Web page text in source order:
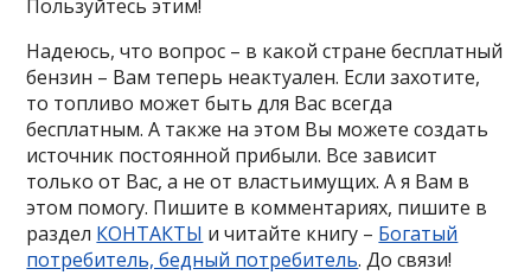
Пользуйтесь этим!
Надеюсь, что вопрос – в какой стране бесплатный
бензин – Вам теперь неактуален. Если захотите,
то топливо может быть для Вас всегда
бесплатным. А также на этом Вы можете создать
источник постоянной прибыли. Все зависит
только от Вас, а не от властьимущих. А я Вам в
этом помогу. Пишите в комментариях, пишите в
раздел КОНТАКТЫ и читайте книгу – Богатый
потребитель, бедный потребитель. До связи!